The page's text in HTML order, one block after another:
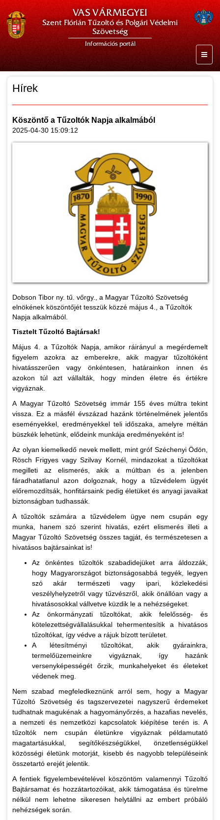
VAS VÁRMEGYEI
Szent Flórián Tűzoltó és Polgári Védelmi
Szövetség
Információs portál
Hírek
Köszöntő a Tűzoltók Napja alkalmából
2025-04-30 15:09:12
Dobson Tibor ny. tű. vőrgy., a Magyar Tűzoltó Szövetség
elnökének köszöntőjét tesszük közzé május 4., a Tűzoltók
Napja alkalmából.
Tisztelt Tűzoltó Bajtársak!
Május 4. a Tűzoltók Napja, amikor ráirányul a megérdemelt
figyelem azokra az emberekre, akik magyar tűzoltóként
hivatásszerűen vagy önkéntesen, határainkon innen és
azokon túl azt vállalták, hogy minden életre és értékre
vigyáznak.
A Magyar Tűzoltó Szövetség immár 155 éves múltra tekint
vissza. Ez a másfél évszázad hazánk történelmének jelentős
eseményekkel, eredményekkel teli időszaka, amelyre méltán
büszkék lehetünk, elődeink munkája eredményeként is!
Az olyan kiemelkedő nevek mellett, mint gróf Széchenyi Ödön,
Rösch Frigyes vagy Szilvay Kornél, mindazokat a tűzoltókat
megilleti az elismerés, akik a múltban és a jelenben
fáradhatatlanul azon dolgoznak, hogy a tűzvédelem ügyét
előremozdítsák, honfitársaink pedig életüket és anyagi javaikat
biztonságban tudhassák.
A tűzoltók számára a tűzvédelem ügye nem csupán egy
munka, hanem szó szerint hivatás, ezért elismerés illeti a
Magyar Tűzoltó Szövetség összes tagját, és természetesen a
hivatásos bajtársainkat is!
Az önkéntes tűzoltók szabadidejüket arra áldozzák,
hogy Magyarországot biztonságosabbá tegyék, legyen
szó akár természeti vagy ipari, közlekedési
veszélyhelyzetről vagy tűzvészről, akik önállóan vagy a
hivatásosokkal vállvetve küzdik le a nehézségeket.
Az önkormányzati tűzoltókat, akik felelősség- és
kötelezettségvállalásukkal tehermentesítik a hivatásos
tűzoltókat, így védve a rájuk bízott területet.
A létesítményi tűzoltókat, akik gyárainkra,
termelőüzemeinkre vigyáznak, így hazánk
versenyképességét őrzik, munkahelyeket és életeket
védenek meg.
Nem szabad megfeledkeznünk arról sem, hogy a Magyar
Tűzoltó Szövetség és tagszervezetei nagyszerű érdemeket
tudhatnak magukénak a hagyományőrzés, a hazafias nevelés,
a nemzeti és nemzetközi kapcsolatok kiépítése terén is. A
tűzoltók nem csupán életünkre vigyáznak példamutató
magatartásukkal, segítőkészségükkel, önzetlenségükkel
közösségi életünk motorját, kisebb és nagyobb településeink
összetartó erejét jelentik.
A fentiek figyelembevételével köszöntöm valamennyi Tűzoltó
Bajtársamat és hozzátartozóikat, akik támogatása és türelme
nélkül nem lehetne sikeresen helytállni az embert próbáló
nehézségek során.